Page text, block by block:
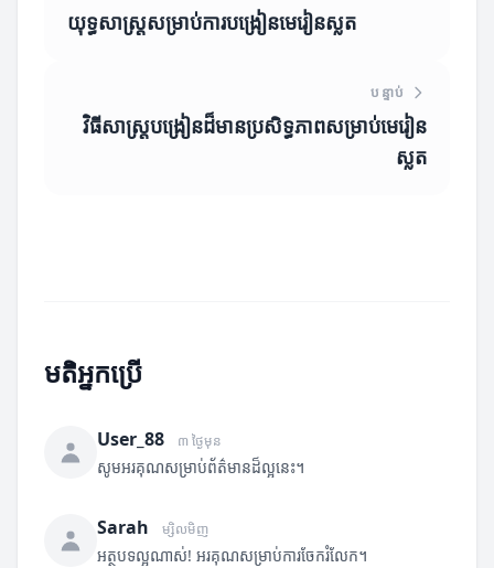
យុទ្ធសាស្ត្រសម្រាប់ការបង្រៀនមេរៀនស្លត
បន្ទាប់
វិធីសាស្ត្របង្រៀនដ៏មានប្រសិទ្ធភាពសម្រាប់មេរៀន
ស្លត
មតិអ្នកប្រើ
User_88 ៣ ថ្ងៃមុន
សូមអរគុណសម្រាប់ព័ត៌មានដ៏ល្អនេះ។
Sarah ម្សិលមិញ
អត្ថបទល្អណាស់! អរគុណសម្រាប់ការចែករំលែក។